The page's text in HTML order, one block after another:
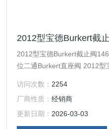
2012型宝德Burkert截
2012型宝德Burkert截止阀
位二通Burkert直座阀 2012型
个二位二通Burkert直座阀体
运行条件的 PPS 材料制成。
保了高密封性。在这种免维护
于显示位
访问次数： 2254
厂商性质：经销商
更新日期： 2026-03-03